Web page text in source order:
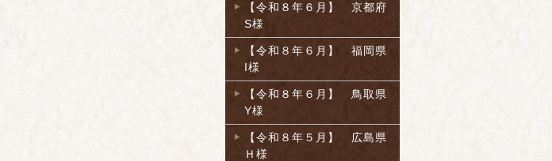
【令和８年６月】 京都府
S様
【令和８年６月】 福岡県
I様
【令和８年６月】 鳥取県
Y様
【令和８年５月】 広島県
Ｈ様